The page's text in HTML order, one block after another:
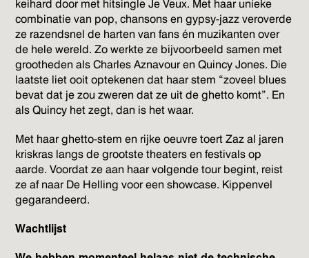
keihard door met hitsingle Je Veux. Met haar unieke
combinatie van pop, chansons en gypsy-jazz veroverde
ze razendsnel de harten van fans én muzikanten over
de hele wereld. Zo werkte ze bijvoorbeeld samen met
grootheden als Charles Aznavour en Quincy Jones. Die
laatste liet ooit optekenen dat haar stem “zoveel blues
bevat dat je zou zweren dat ze uit de ghetto komt”. En
als Quincy het zegt, dan is het waar.
Met haar ghetto-stem en rijke oeuvre toert Zaz al jaren
kriskras langs de grootste theaters en festivals op
aarde. Voordat ze aan haar volgende tour begint, reist
ze af naar De Helling voor een showcase. Kippenvel
gegarandeerd.
Wachtlijst